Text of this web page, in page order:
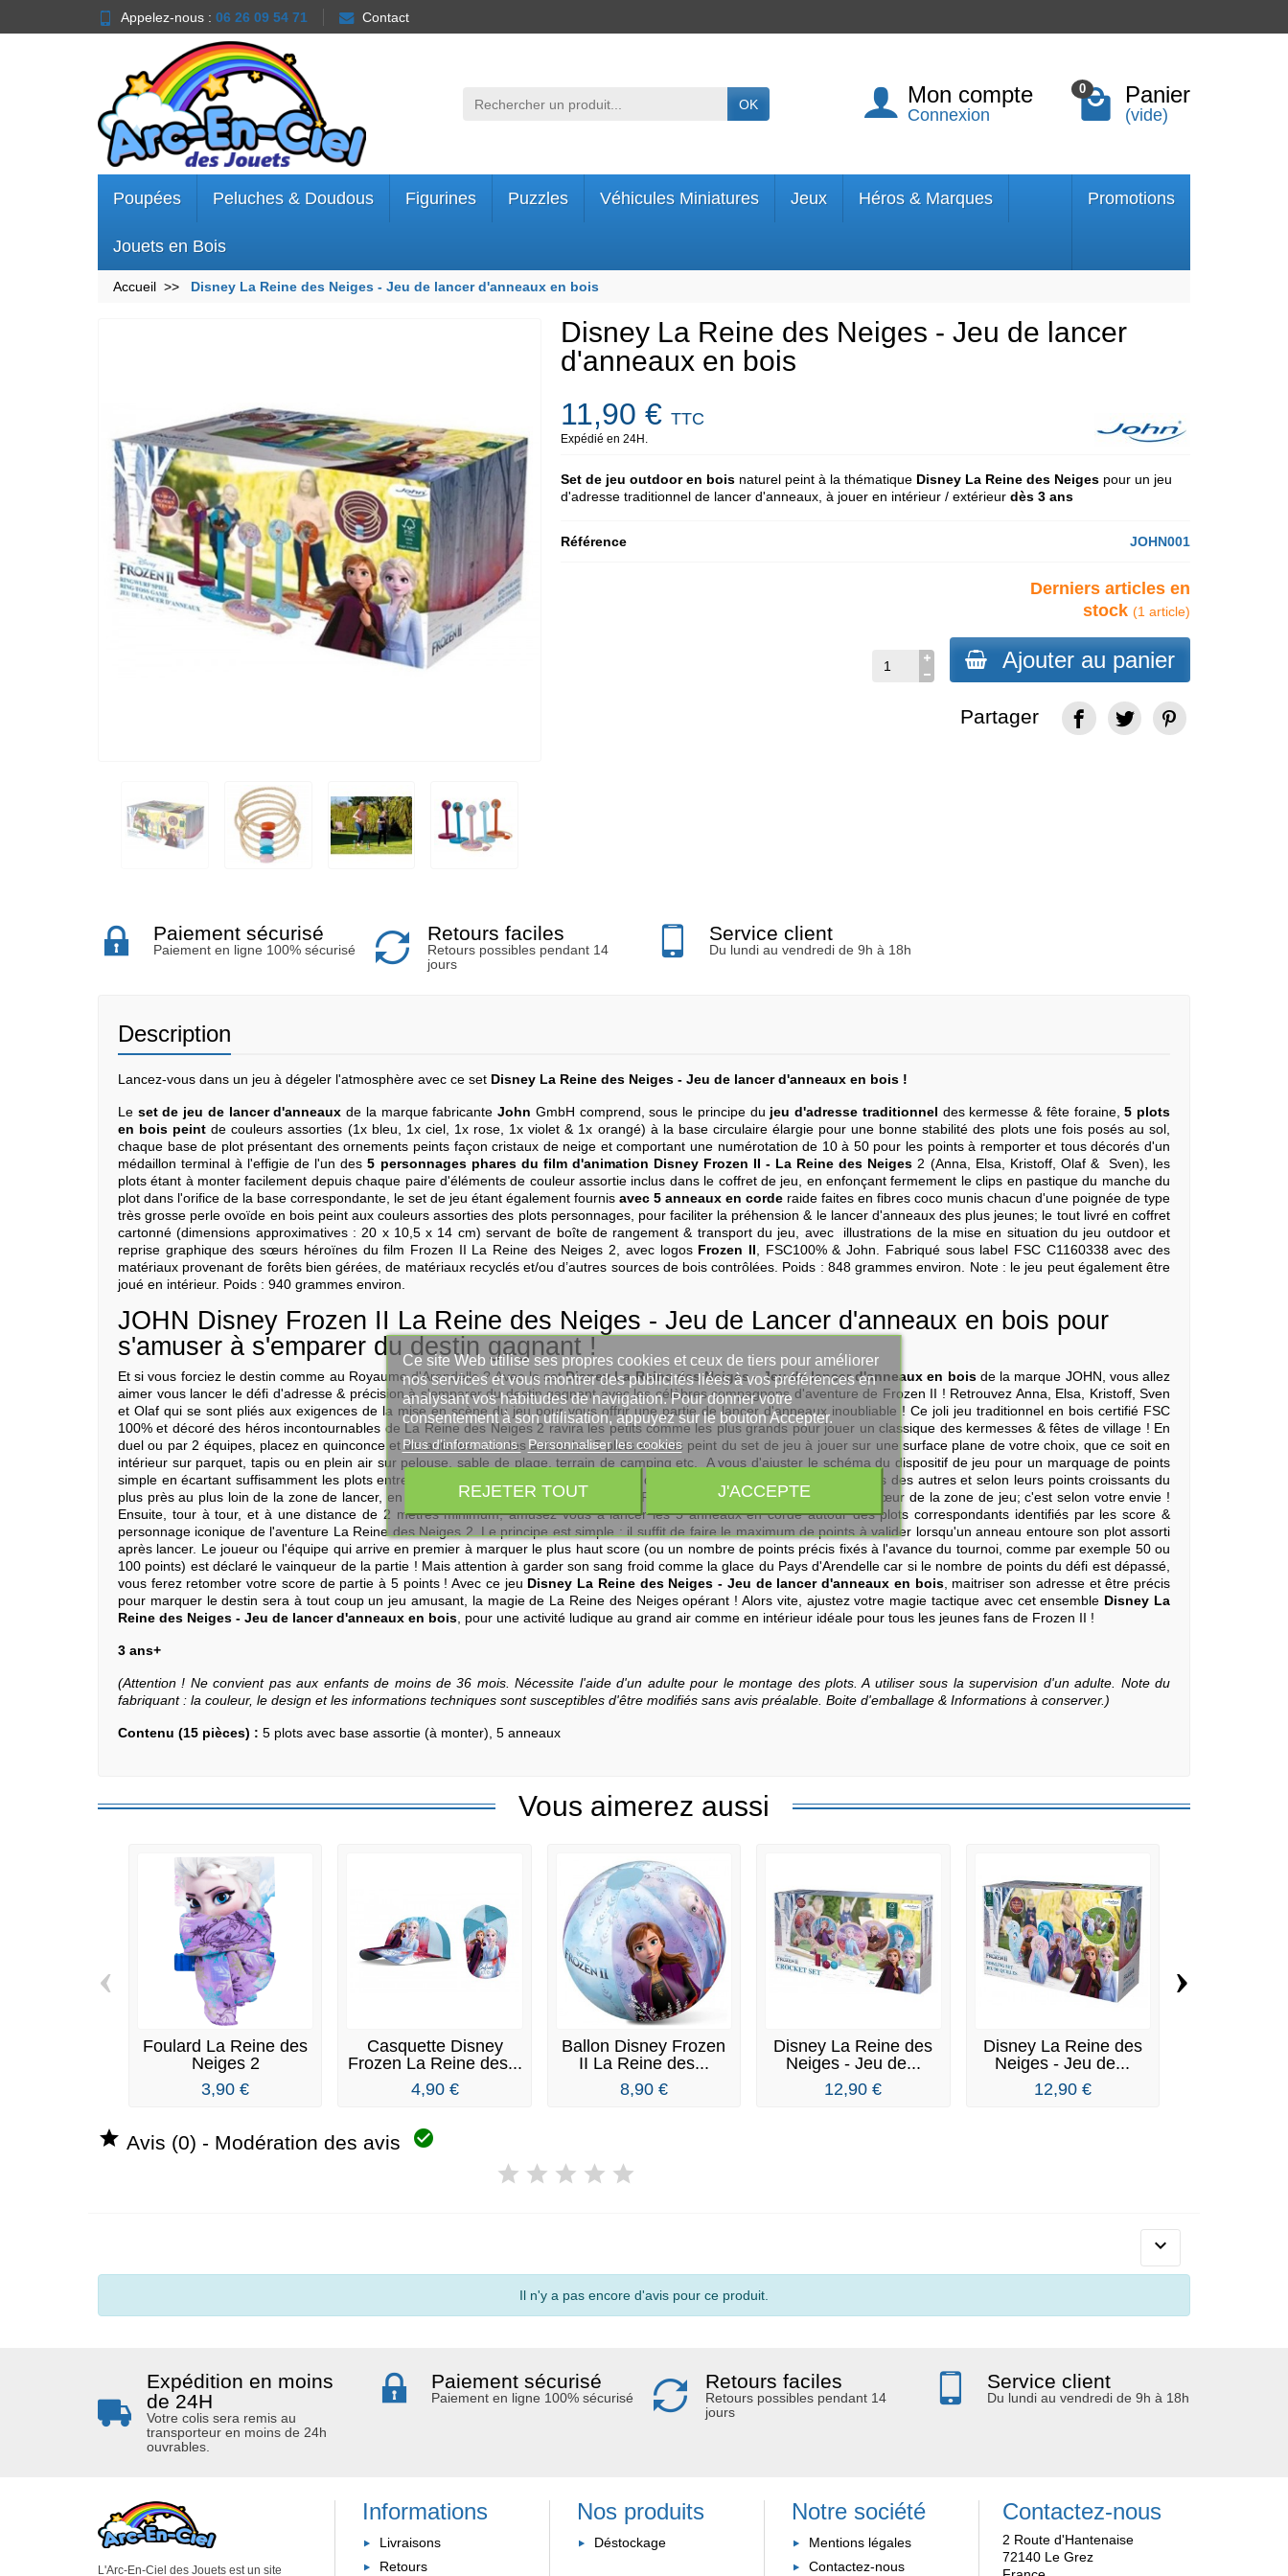
Appelez-nous : 06 26 09 54 71 Contact
OK Mon compte
Connexion
0 Panier
(vide)
Poupées Peluches & Doudous Figurines Puzzles Véhicules Miniatures Jeux Héros & Marques
Jouets en Bois
Promotions
Accueil Disney La Reine des Neiges - Jeu de lancer d'anneaux en bois
Disney La Reine des Neiges - Jeu de lancer
d'anneaux en bois
11,90 €TTC
Expédié en 24H.
Set de jeu outdoor en bois naturel peint à la thématique Disney La Reine des Neiges pour un jeu
d'adresse traditionnel de lancer d'anneaux, à jouer en intérieur / extérieurdès 3 ans
Référence JOHN001
Derniers articles en
stock (1 article)
Ajouter au panier
Partager
Paiement sécurisé
Paiement en ligne 100% sécurisé
Retours faciles
Retours possibles pendant 14
jours
Service client
Du lundi au vendredi de 9h à 18h
Description
Lancez-vous dans un jeu à dégeler l'atmosphère avec ce set Disney La Reine des Neiges - Jeu de lancer d'anneaux en bois !
Le set de jeu de lancer d'anneaux de la marque fabricanteJohn GmbH comprend, sous le principe du jeu d'adresse traditionnel des kermesse & fête foraine,5 plots
en bois peint de couleurs assorties (1x bleu, 1x ciel, 1x rose, 1x violet & 1x orangé) à la base circulaire élargie pour une bonne stabilité des plots une fois posés au sol,
chaque base de plot présentant des ornements peints façon cristaux de neige et comportant une numérotation de 10 à 50 pour les points à remporter et tous décorés d'un
médaillon terminal à l'effigie de l'un des5 personnages phares du film d'animation Disney Frozen II - La Reine des Neiges 2 (Anna, Elsa, Kristoff, Olaf & Sven), les
plots étant à monter facilement depuis chaque paire d'éléments de couleur assortie inclus dans le coffret de jeu, en enfonçant fermement le clips en pastique du manche du
plot dans l'orifice de la base correspondante, le set de jeu étant également fournis avec 5 anneaux en corde raide faites en fibres coco munis chacun d'une poignée de type
très grosse perle ovoïde en bois peint aux couleurs assorties des plots personnages, pour faciliter la préhension & le lancer d'anneaux des plus jeunes; le tout livré en coffret
cartonné (dimensions approximatives : 20 x 10,5 x 14 cm) servant de boîte de rangement & transport du jeu, avec illustrations de la mise en situation du jeu outdoor et
reprise graphique des sœurs héroïnes du film Frozen II La Reine des Neiges 2, avec logos Frozen II , FSC100% & John. Fabriqué sous label FSC C1160338 avec des
matériaux provenant de forêts bien gérées, de matériaux recyclés et/ou d’autres sources de bois contrôlées. Poids : 848 grammes environ. Note : le jeu peut également être
joué en intérieur. Poids : 940 grammes environ.
JOHN Disney Frozen II La Reine des Neiges - Jeu de Lancer d'anneaux en bois pour
s'amuser à s'emparer du destin gagnant !
Et si vous forciez le destin comme au Royaume d'Arendelle ? Avec le setDisney La Reine des Neiges - Jeu de lancer d'anneaux en boisde la marque JOHN, vous allez
aimer vous lancer le défi d'adresse & précision à s'emparer du destin gagnant avec les célèbres compagnons d'aventure de Frozen II ! Retrouvez Anna, Elsa, Kristoff, Sven
et Olaf qui se sont pliés aux exigences de la mise en scène du jeu pour vous offrir une partie de lancer d'anneaux inoubliable ! Ce joli jeu traditionnel en bois certifié FSC
100% et décoré des héros incontournables de La Reine des Neiges 2 ravira les petits comme les plus grands pour jouer un classique des kermesses & fêtes de village ! En
duel ou par 2 équipes, placez en quinconce et distants les uns des autres les 5 plots en bois peint du set de jeu à jouer sur une surface plane de votre choix, que ce soit en
intérieur sur parquet, tapis ou en plein air sur pelouse, sable de plage, terrain de camping etc. A vous d'ajuster le schéma du dispositif de jeu pour un marquage de points
simple en écartant suffisamment les plots entre eux pour faciliter leur accessibilité ou difficile en rapprochant les plots les uns des autres et selon leurs points croissants du
plus près au plus loin de la zone de lancer, en centrant, par exemple, le plot Elsa La Reine des Neiges & ses 50 points au cœur de la zone de jeu; c'est selon votre envie !
Ensuite, tour à tour, et à une distance de 2 mètres minimum, amusez vous à lancer les 5 anneaux en corde autour des plots correspondants identifiés par les score &
personnage iconique de l'aventure La Reine des Neiges 2. Le principe est simple : il suffit de faire le maximum de points à valider lorsqu'un anneau entoure son plot assorti
après lancer. Le joueur ou l'équipe qui arrive en premier à marquer le plus haut score (ou un nombre de points précis fixés à l'avance du tournoi, comme par exemple 50 ou
100 points) est déclaré le vainqueur de la partie ! Mais attention à garder son sang froid comme la glace du Pays d'Arendelle car si le nombre de points du défi est dépassé,
vous ferez retomber votre score de partie à 5 points ! Avec ce jeu Disney La Reine des Neiges - Jeu de lancer d'anneaux en bois, maitriser son adresse et être précis
pour marquer le destin sera à tout coup un jeu amusant, la magie de La Reine des Neiges opérant ! Alors vite, ajustez votre magie tactique avec cet ensemble Disney La
Reine des Neiges - Jeu de lancer d'anneaux en bois , pour une activité ludique au grand air comme en intérieur idéale pour tous les jeunes fans de Frozen II !
3 ans+
(Attention ! Ne convient pas aux enfants de moins de 36 mois. Nécessite l'aide d'un adulte pour le montage des plots. A utiliser sous la supervision d'un adulte. Note du
fabriquant : la couleur, le design et les informations techniques sont susceptibles d'être modifiés sans avis préalable. Boite d'emballage & Informations à conserver.)
Contenu (15 pièces) : 5 plots avec base assortie (à monter), 5 anneaux
Vous aimerez aussi
Foulard La Reine des
Neiges 2
3,90 €
Casquette Disney
Frozen La Reine des...
4,90 €
Ballon Disney Frozen
II La Reine des...
8,90 €
Disney La Reine des
Neiges - Jeu de...
12,90 €
Disney La Reine des
Neiges - Jeu de...
12,90 €
‹ ›
 Avis (0) - Modération des avis 

Il n'y a pas encore d'avis pour ce produit.
Expédition en moins
de 24H
Votre colis sera remis au
transporteur en moins de 24h
ouvrables.
Paiement sécurisé
Paiement en ligne 100% sécurisé
Retours faciles
Retours possibles pendant 14
jours
Service client
Du lundi au vendredi de 9h à 18h
L'Arc-En-Ciel des Jouets est un site
Informations
Livraisons
Retours
Nos produits
Déstockage
Notre société
Mentions légales
Contactez-nous
Contactez-nous
2 Route d'Hantenaise
72140 Le Grez
Ce site Web utilise ses propres cookies et ceux de tiers pour améliorer
nos services et vous montrer des publicités liées à vos préférences en
analysant vos habitudes de navigation. Pour donner votre
consentement à son utilisation, appuyez sur le bouton Accepter.
Plus d'informations Personnaliser les cookies
REJETER TOUT J'ACCEPTE